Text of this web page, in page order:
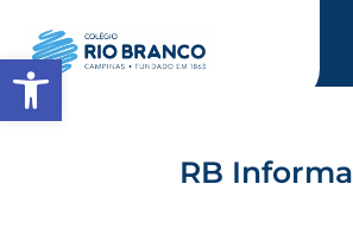
RB Informa
Abrir a barra de ferramentas